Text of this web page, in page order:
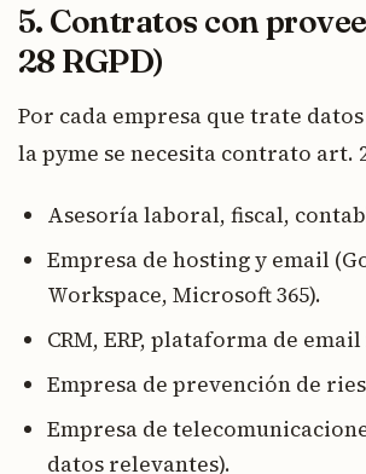
5. Contratos con
28 RGPD)
Por cada empresa que trate
la pyme se necesita contrato art.
Asesoría laboral, fiscal,
Empresa de hosting y email
Workspace, Microsoft 365).
CRM, ERP, plataforma de
Empresa de prevención de
Empresa de
datos relevantes).